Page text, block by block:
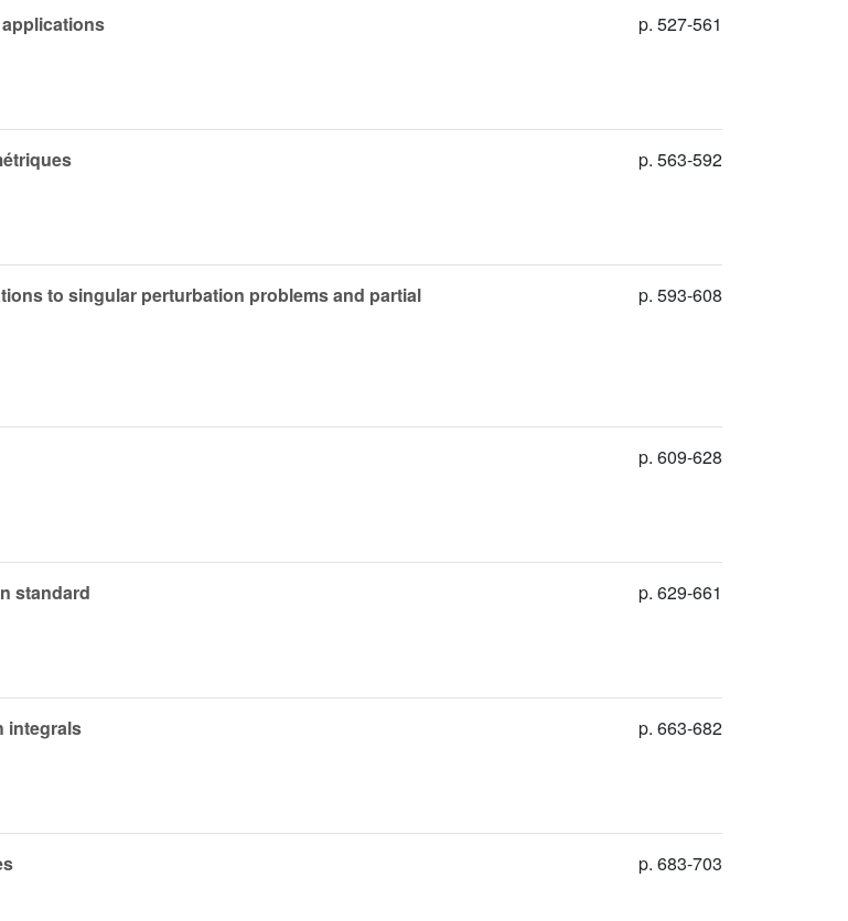
p. 527-561
p. 563-592
to singular perturbation problems and partial
p. 593-608
p. 609-628
standard
p. 629-661
integrals
p. 663-682
p. 683-703